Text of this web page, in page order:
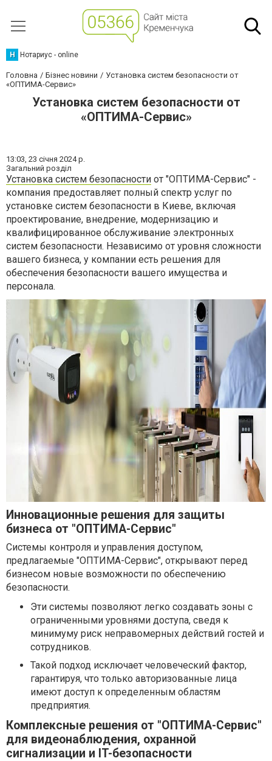
Н Нотариус - online
Головна Бізнес новини
Установка систем безопасности от
«ОПТИМА-Сервис»
Установка систем безопасности от
«ОПТИМА-Сервис»
13:03, 23 січня 2024 р.
Загальний розділ
Установка систем безопасности от "ОПТИМА-Сервис" -
компания предоставляет полный спектр услуг по
установке систем безопасности в Киеве, включая
проектирование, внедрение, модернизацию и
квалифицированное обслуживание электронных
систем безопасности. Независимо от уровня сложности
вашего бизнеса, у компании есть решения для
обеспечения безопасности вашего имущества и
персонала.
Инновационные решения для защиты
бизнеса от "ОПТИМА-Сервис"
Системы контроля и управления доступом,
предлагаемые "ОПТИМА-Сервис", открывают перед
бизнесом новые возможности по обеспечению
безопасности.
Эти системы позволяют легко создавать зоны с
ограниченными уровнями доступа, сведя к
минимуму риск неправомерных действий гостей и
сотрудников.
Такой подход исключает человеческий фактор,
гарантируя, что только авторизованные лица
имеют доступ к определенным областям
предприятия.
Комплексные решения от "ОПТИМА-Сервис"
для видеонаблюдения, охранной
сигнализации и IT-безопасности